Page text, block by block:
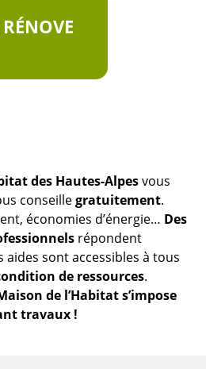
RÉNOVE
des Hautes-Alpesvous
conseillegratuitement.
économies d’énergie… Des
répondent
aides sont accessibles à tous
de ressources.
de l’Habitat s’impose
travaux !